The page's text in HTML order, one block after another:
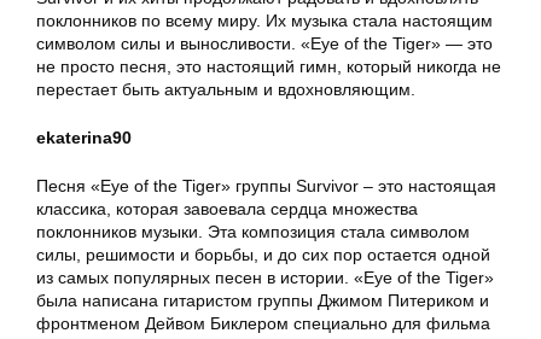
поклонников по всему миру. Их музыка стала настоящим
символом силы и выносливости. «Eye of the Tiger» — это
не просто песня, это настоящий гимн, который никогда не
перестает быть актуальным и вдохновляющим.
ekaterina90
Песня «Eye of the Tiger» группы Survivor – это настоящая
классика, которая завоевала сердца множества
поклонников музыки. Эта композиция стала символом
силы, решимости и борьбы, и до сих пор остается одной
из самых популярных песен в истории. «Eye of the Tiger»
была написана гитаристом группы Джимом Питериком и
фронтменом Дейвом Биклером специально для фильма